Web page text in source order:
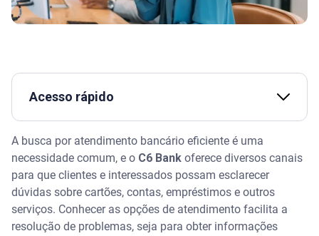
Acesso rápido
Canais de atendimento do C6 Bank
Qual é o melhor meio de contato?
Assista | Fatores para analisar antes de pedir
empréstimo - Serasa Ensina
A busca por atendimento bancário eficiente é uma
necessidade comum, e o C6 Bank oferece diversos canais
para que clientes e interessados possam esclarecer
dúvidas sobre cartões, contas, empréstimos e outros
serviços. Conhecer as opções de atendimento facilita a
resolução de problemas, seja para obter informações